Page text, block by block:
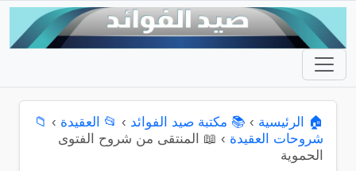
🏠 الرئيسية › 📚 مكتبة صيد الفوائد › 📂 العقيدة ›
📁
شروحات العقيدة › 📖 المنتقى من شروح الفتوى
الحموية